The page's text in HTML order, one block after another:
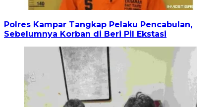
Polres Kampar Tangkap Pelaku Pencabulan,
Sebelumnya Korban di Beri Pil Ekstasi